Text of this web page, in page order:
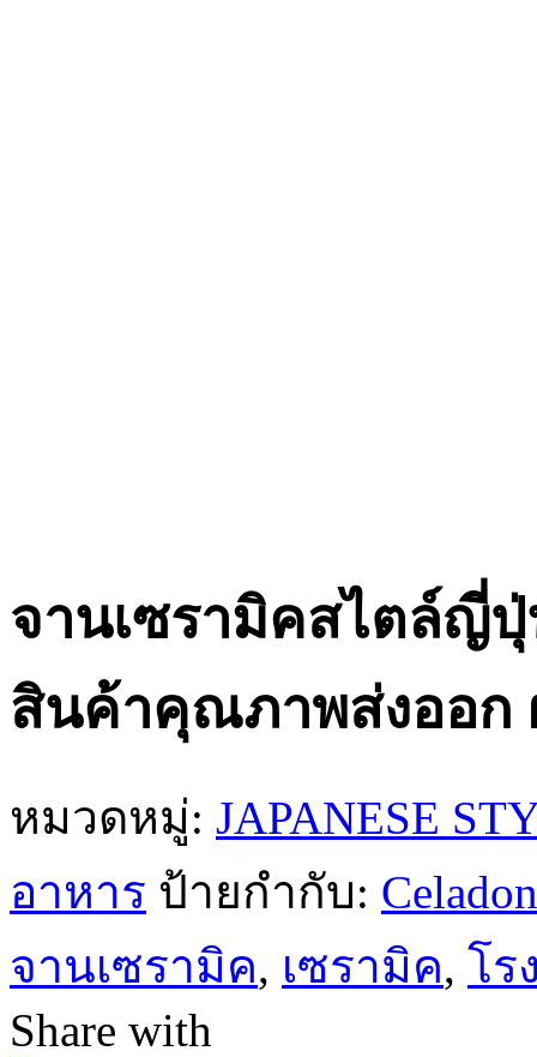
จานเซรามิคสไตล์ญี่ปุ่
สินค้าคุณภาพส่งออก
หมวดหมู่: JAPANESE
อาหาร ป้ายกำกับ: Celadon
จานเซรามิค, เซรามิค, โร
Share with